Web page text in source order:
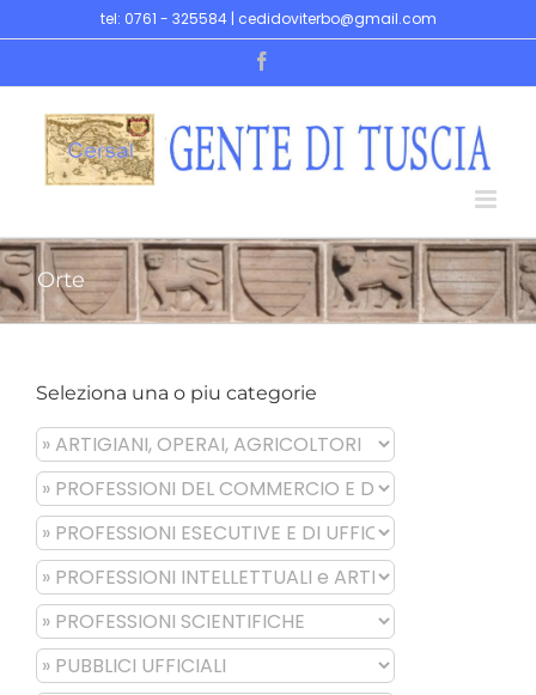
to
tel: 0761 - 325584 | cedidoviterbo@gmail.com
Orte
Seleziona una o piu categorie